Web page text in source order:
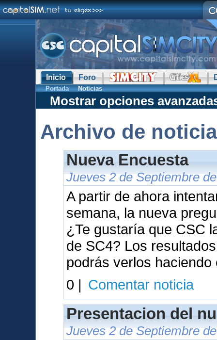
Inicio Foro
Portada Noticias
Mostrar opciones
Archivo de
Nueva Encuesta
Jueves 2 de Septiembre
A partir de ahora
semana, la nueva
¿Te gustaría que CSC
de SC4? Los
podrás verlos
0 | Comentar noticia
Presentacion del
Jueves 2 de Septiembre